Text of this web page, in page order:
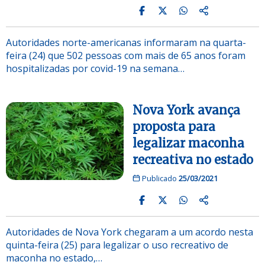
Autoridades norte-americanas informaram na quarta-
feira (24) que 502 pessoas com mais de 65 anos foram
hospitalizadas por covid-19 na semana…
Nova York avança
proposta para
legalizar maconha
recreativa no estado
Publicado 25/03/2021
Autoridades de Nova York chegaram a um acordo nesta
quinta-feira (25) para legalizar o uso recreativo de
maconha no estado,…